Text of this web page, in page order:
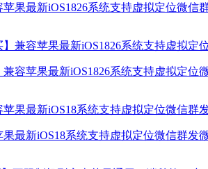
果最新iOS1826系统支持虚拟定位微
容苹果最新iOS1826系统支持虚拟定
最新iOS18系统支持虚拟定位微信群